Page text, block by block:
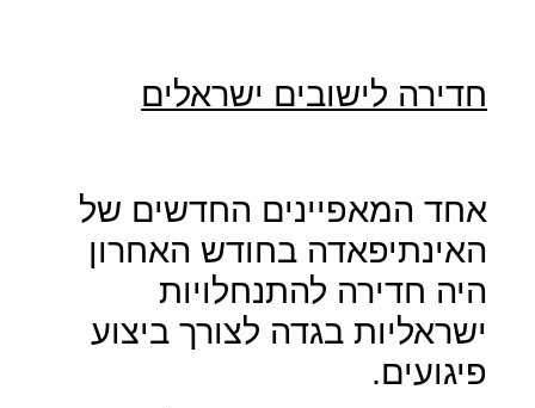
חדירה לישובים ישראלים
אחד המאפיינים החדשים של
האינתיפאדה בחודש האחרון
היה חדירה להתנחלויות
ישראליות בגדה לצורך ביצוע
פיגועים.